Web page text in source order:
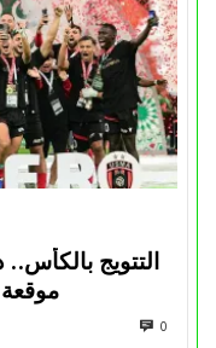
التتويج
موقعة
0